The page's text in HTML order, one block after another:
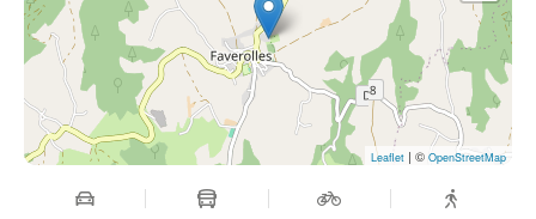
Leaflet | © OpenStreetMap